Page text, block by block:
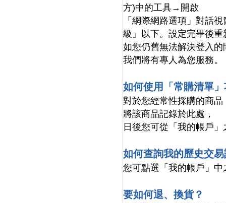
方)中的工具→開啟
「網際網路選項」對話
級」以下。設定完畢後
如您仍舊無法解決登入
我們將有專人為您服務。
如何使用「常購清單
對於您經常性採購的商
將該商品記錄於此處，
日後您可從「我的帳戶
如何查詢我的歷史交
您可點選「我的帳戶」
要如何退、換貨？